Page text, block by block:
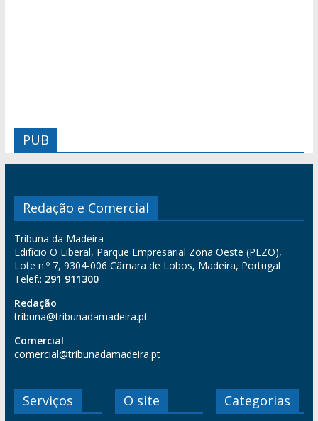
PUB
Redação e Comercial
Tribuna da Madeira
Edifício O Liberal, Parque Empresarial Zona Oeste (PEZO),
Lote n.º 7, 9304-006 Câmara de Lobos, Madeira, Portugal
Telef.: 291 911300
Redação
tribuna@tribunadamadeira.pt
Comercial
comercial@tribunadamadeira.pt
Serviços O site Categorias